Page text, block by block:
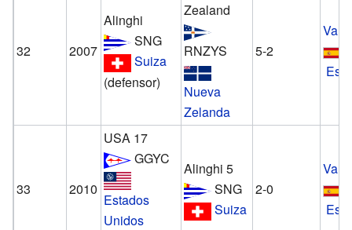
32 2007
Alinghi
SNG
Suiza
(defensor)
Zealand
RNZYS
Nueva
Zelanda
5-2
33 2010
USA 17
GGYC
Estados
Unidos
Alinghi 5
SNG
Suiza
2-0